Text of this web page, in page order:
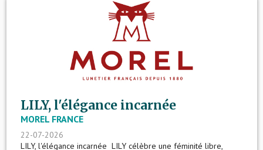
LILY, l'élégance incarnée
MOREL FRANCE
22-07-2026
LILY, l'élégance incarnée LILY célèbre une féminité libre,